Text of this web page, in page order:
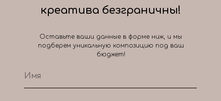
креатива безграничны!
Оставьте ваши данные в форме ниж, и мы
подберем уникальную композицию под ваш
бюджет!